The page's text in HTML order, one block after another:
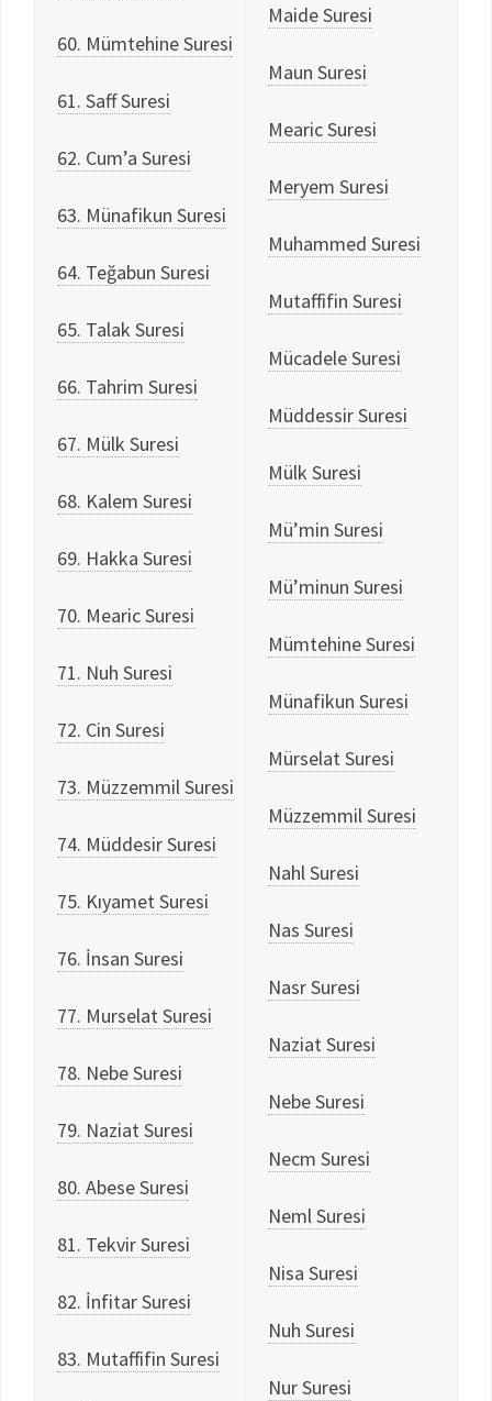
60. Mümtehine Suresi
61. Saff Suresi
62. Cum’a Suresi
63. Münafikun Suresi
64. Teğabun Suresi
65. Talak Suresi
66. Tahrim Suresi
67. Mülk Suresi
68. Kalem Suresi
69. Hakka Suresi
70. Mearic Suresi
71. Nuh Suresi
72. Cin Suresi
73. Müzzemmil Suresi
74. Müddesir Suresi
75. Kıyamet Suresi
76. İnsan Suresi
77. Murselat Suresi
78. Nebe Suresi
79. Naziat Suresi
80. Abese Suresi
81. Tekvir Suresi
82. İnfitar Suresi
83. Mutaffifin Suresi
Maide Suresi
Maun Suresi
Mearic Suresi
Meryem Suresi
Muhammed Suresi
Mutaffifin Suresi
Mücadele Suresi
Müddessir Suresi
Mülk Suresi
Mü’min Suresi
Mü’minun Suresi
Mümtehine Suresi
Münafikun Suresi
Mürselat Suresi
Müzzemmil Suresi
Nahl Suresi
Nas Suresi
Nasr Suresi
Naziat Suresi
Nebe Suresi
Necm Suresi
Neml Suresi
Nisa Suresi
Nuh Suresi
Nur Suresi